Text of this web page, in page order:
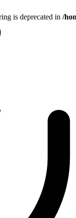
is deprecated in /